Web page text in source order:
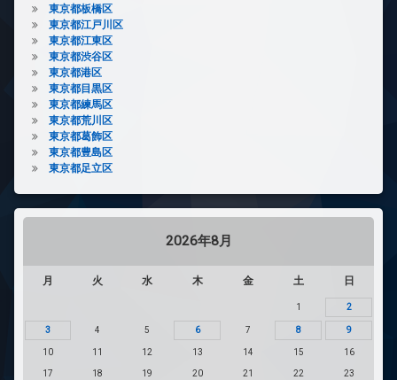
東京都板橋区
東京都江戸川区
東京都江東区
東京都渋谷区
東京都港区
東京都目黒区
東京都練馬区
東京都荒川区
東京都葛飾区
東京都豊島区
東京都足立区
2026年8月
月 火 水 木 金 土 日
1 2
3 4 5 6 7 8 9
10 11 12 13 14 15 16
17 18 19 20 21 22 23